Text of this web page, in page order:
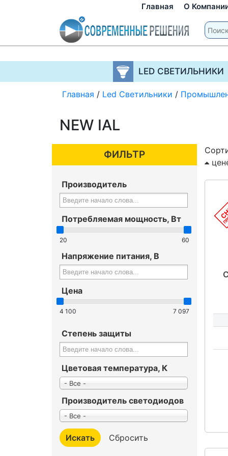
Главная О
LED СВЕТИЛЬНИКИ
Главная / Led Светильники /
NEW IAL
ФИЛЬТР
Производитель
Потребляемая мощность, Вт
20 60
Напряжение питания, В
Цена
4 100 7 097
Степень защиты
Цветовая температура, К
- Все -
Производитель светодиодов
- Все -